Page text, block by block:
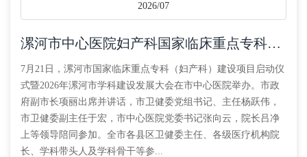
2026/07
漯河市中心医院妇产科国家临床重点专科建设项目启动
7月21日，漯河市国家临床重点专科（妇产科）建设项目启动仪
式暨2026年漯河市学科建设发展大会在市中心医院举办。市政
府副市长项丽出席并讲话，市卫健委党组书记、主任杨跃伟，
市卫健委副主任于宏，市中心医院党委书记张向云，院长吕净
上等领导陪同参加。全市各县区卫健委主任、各级医疗机构院
长、学科带头人及学科骨干等参...